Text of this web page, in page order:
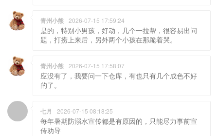
青州小熊 2026-07-15 17:59:24
是的，特别小男孩，好动，几个一拉帮，很容易出问
题，打捞上来后，另外两个小孩在那跪着哭。
青州小熊 2026-07-15 17:58:07
应没有了，我要问一下仓库，有也只有几个成色不好
的了。
七月 2026-07-15 08:18:25
每年暑期防溺水宣传都是有原因的，只能尽力事前宣
传劝导